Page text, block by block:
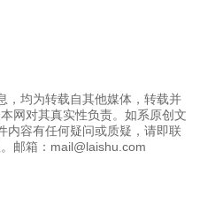
，均为转载自其他媒体，转载并
网对其真实性负责。如系原创文
内容有任何疑问或质疑，请即联
邮箱：mail@laishu.com